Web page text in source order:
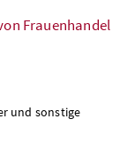
Frauenhandel
und sonstige